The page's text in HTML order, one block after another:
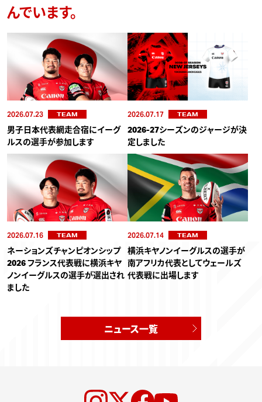
んでいます。
2026.07.23 TEAM
男子日本代表網走合宿にイーグ
ルスの選手が参加します
2026.07.17 TEAM
2026-27シーズンのジャージが決
定しました
2026.07.16 TEAM
ネーションズチャンピオンシップ
2026 フランス代表戦に横浜キヤ
ノンイーグルスの選手が選出され
ました
2026.07.14 TEAM
横浜キヤノンイーグルスの選手が
南アフリカ代表としてウェールズ
代表戦に出場します
ニュース一覧